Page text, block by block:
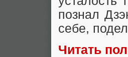
познал
себе,
Читать